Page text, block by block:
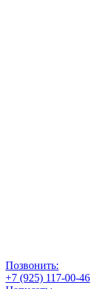
Позвонить:
+7 (925) 117-00-46